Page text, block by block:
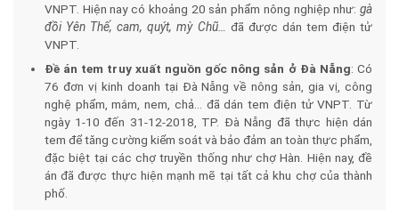
VNPT. Hiện nay có khoảng 20 sản phẩm nông nghiệp như: gà
đồi Yên Thế, cam, quýt, mỳ Chũ… đã được dán tem điện tử
VNPT.
Đề án tem truy xuất nguồn gốc nông sản ở Đà Nẵng: Có
76 đơn vị kinh doanh tại Đà Nẵng về nông sản, gia vị, công
nghệ phẩm, mắm, nem, chả… đã dán tem điện tử VNPT. Từ
ngày 1-10 đến 31-12-2018, TP. Đà Nẵng đã thực hiện dán
tem để tăng cường kiểm soát và bảo đảm an toàn thực phẩm,
đặc biệt tại các chợ truyền thống như chợ Hàn. Hiện nay, đề
án đã được thực hiện mạnh mẽ tại tất cả khu chợ của thành
phố.